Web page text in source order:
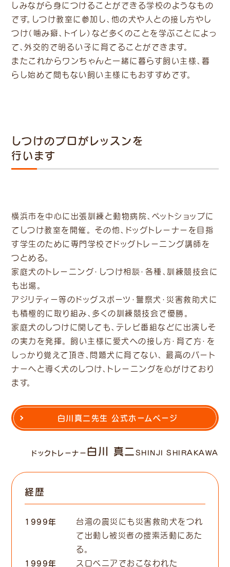
しみながら身につけることができる学校のようなもの
です。しつけ教室に参加し、他の犬や人との接し方やし
つけ（噛み癖、トイレ）など多くのことを学ぶことによっ
て、外交的で明るい子に育てることができます。
またこれからワンちゃんと一緒に暮らす飼い主様、暮
らし始めて間もない飼い主様にもおすすめです。
しつけのプロがレッスンを
行います
横浜市を中心に出張訓練と動物病院、ペットショップに
てしつけ教室を開催。 その他、ドッグトレーナーを目指
す学生のために専門学校でドッグトレーニング講師を
つとめる。
家庭犬のトレーニング・しつけ相談・各種、訓練競技会に
も出場。
アジリティー等のドッグスポーツ・警察犬・災害救助犬に
も積極的に取り組み、多くの訓練競技会で優勝。
家庭犬のしつけに関しても、テレビ番組などに出演しそ
の実力を発揮。 飼い主様に愛犬への接し方・育て方・を
しっかり覚えて頂き、問題犬に育てない、 最高のパート
ナーへと導く犬のしつけ、トレーニングを心がけており
ます。
白川真二先生 公式ホームページ
ドックトレーナー白川 真二SHINJI SHIRAKAWA
経歴
1999年
台湾の震災にも災害救助犬をつれ
て出動し被災者の捜索活動にあた
る。
1999年 スロベニアでおこなわれた